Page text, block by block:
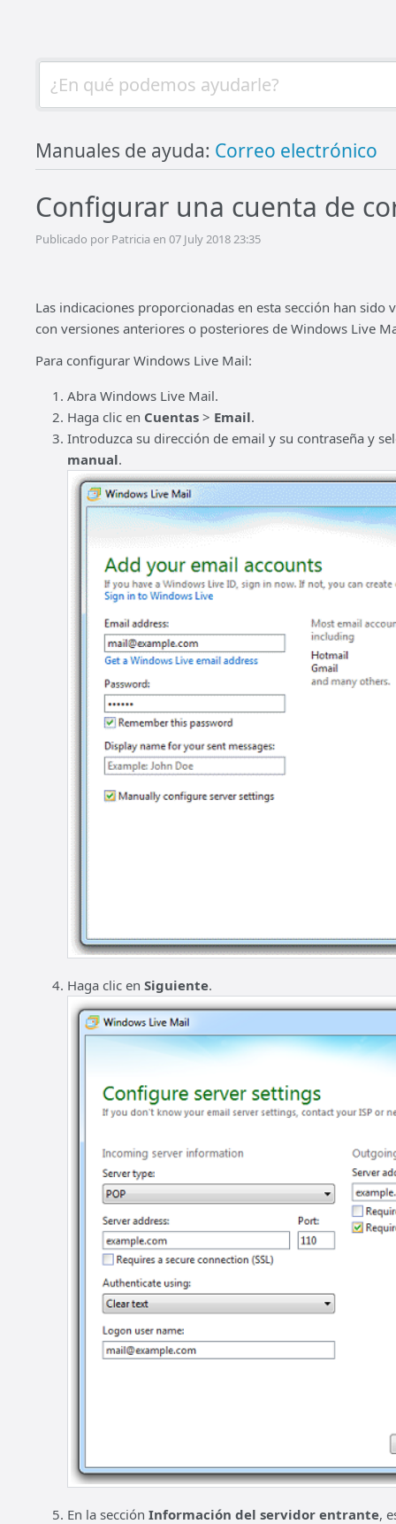
Manuales de ayuda: Correo electrónico
Configurar una cuenta de
Publicado por Patricia en 07 July 2018 23:35
Las indicaciones proporcionadas en esta sección han
con versiones anteriores o posteriores de Windows Live
Para configurar Windows Live Mail:
Abra Windows Live Mail.
Haga clic en Cuentas> Email.
Introduzca su dirección de email y su contraseña y
manual.
Haga clic en Siguiente.
En la sección Información del servidor entrante,